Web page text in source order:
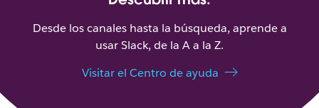
Desde los canales hasta la búsqueda, aprende a
usar Slack, de la A a la Z.
Visitar el Centro de ayuda